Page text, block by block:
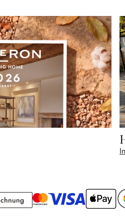
Rechnung